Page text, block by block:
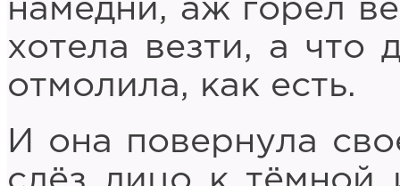
намедни, аж горел
хотела везти, а что
отмолила, как есть.
И она повернула